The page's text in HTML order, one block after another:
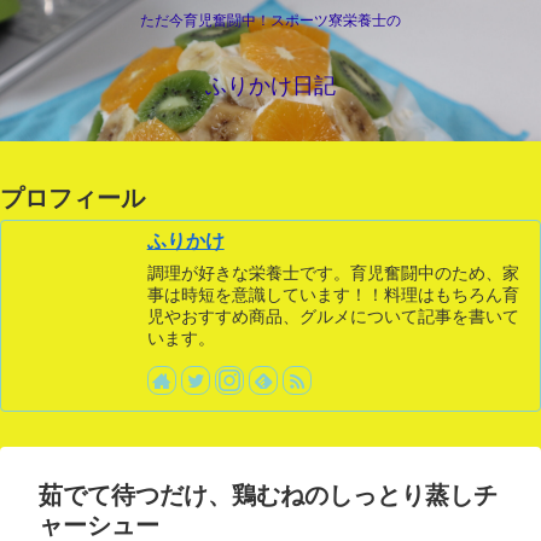
ただ今育児奮闘中！スポーツ寮栄養士の
ふりかけ日記
プロフィール
ふりかけ
調理が好きな栄養士です。育児奮闘中のため、家
事は時短を意識しています！！料理はもちろん育
児やおすすめ商品、グルメについて記事を書いて
います。
茹でて待つだけ、鶏むねのしっとり蒸しチ
ャーシュー